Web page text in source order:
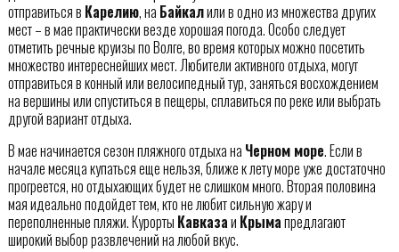
отправиться в Карелию, на Байкалили в одно из множества других
мест – в мае практически везде хорошая погода. Особо следует
отметить речные круизы по Волге, во время которых можно посетить
множество интереснейших мест. Любители активного отдыха, могут
отправиться в конный или велосипедный тур, заняться восхождением
на вершины или спуститься в пещеры, сплавиться по реке или выбрать
другой вариант отдыха.
В мае начинается сезон пляжного отдыха на Черном море. Если в
начале месяца купаться еще нельзя, ближе к лету море уже достаточно
прогреется, но отдыхающих будет не слишком много. Вторая половина
мая идеально подойдет тем, кто не любит сильную жару и
переполненные пляжи. Курорты Кавказаи Крымапредлагают
широкий выбор развлечений на любой вкус.